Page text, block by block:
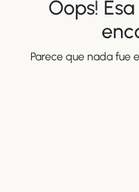
Oops!
Parece que nada fue